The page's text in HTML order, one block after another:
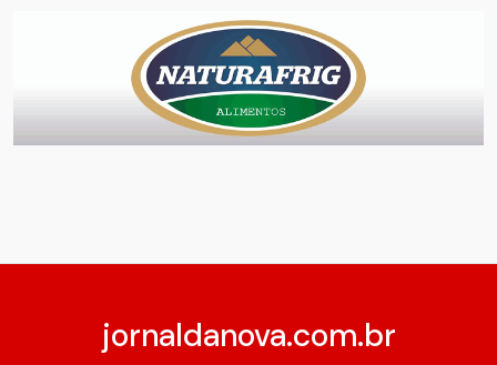
jornaldanova.com.br